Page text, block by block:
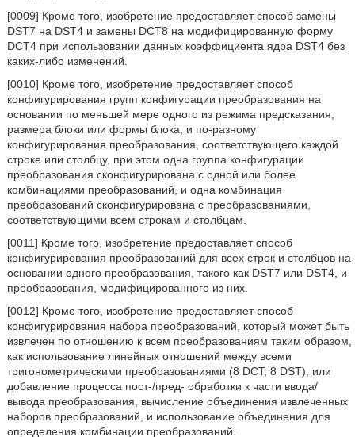
[0009] Кроме того, изобретение предоставляет способ замены
DST7 на DST4 и замены DCT8 на модифицированную форму
DCT4 при использовании данных коэффициента ядра DST4 без
каких-либо изменений.
[0010] Кроме того, изобретение предоставляет способ
конфигурирования групп конфигурации преобразования на
основании по меньшей мере одного из режима предсказания,
размера блоки или формы блока, и по-разному
конфигурирования преобразования, соответствующего каждой
строке или столбцу, при этом одна группа конфигурации
преобразования сконфигурирована с одной или более
комбинациями преобразований, и одна комбинация
преобразований сконфигурирована с преобразованиями,
соответствующими всем строкам и столбцам.
[0011] Кроме того, изобретение предоставляет способ
конфигурирования преобразований для всех строк и столбцов на
основании одного преобразования, такого как DST7 или DST4, и
преобразования, модифицированного из них.
[0012] Кроме того, изобретение предоставляет способ
конфигурирования набора преобразований, который может быть
извлечен по отношению к всем преобразованиям таким образом,
как использование линейных отношений между всеми
тригонометрическими преобразованиями (8 DCT, 8 DST), или
добавление процесса пост-/пред- обработки к части ввода/
вывода преобразования, вычисление объединения извлеченных
наборов преобразований, и использование объединения для
определения комбинации преобразований.